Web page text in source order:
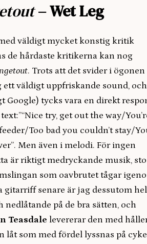
– Wet Leg
väldigt mycket konstig kritik
de hårdaste kritikerna kan nog
. Trots att det svider i ögonen
ett väldigt uppfriskande sound, och
Google) tycks vara en direkt
try, get out the way/
Too bad you couldn’t stay/
Men även i melodi. För ingen
är riktigt medryckande musik,
som oavbrutet tågar
gitarriff senare är jag dessutom
nedlåtande på de bra sätten, och
Teasdale levererar den med
låt som med fördel lyssnas på